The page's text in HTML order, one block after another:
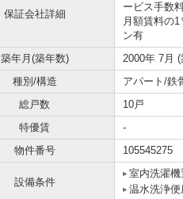
保証会社詳細
ービス手数
月額賃料の
ン有
築年月(築年数) 2000年 7月 (
種別/構造
アパート/鉄
総戸数
10戸
特優賃
-
物件番号
105545275
設備条件
室内洗濯機
温水洗浄便